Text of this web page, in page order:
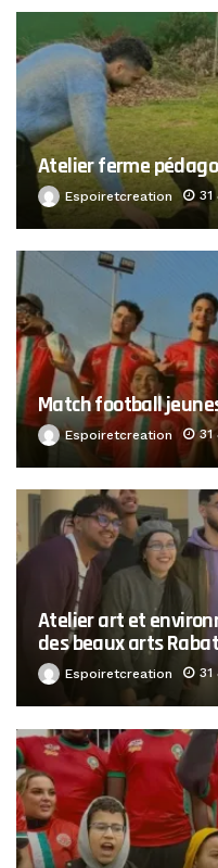
Atelier ferme
Espoiretcreation
Match football
Espoiretcreation
Atelier art et
des beaux arts Rabat
Espoiretcreation